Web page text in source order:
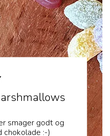
smager godt og
chokolade :-)